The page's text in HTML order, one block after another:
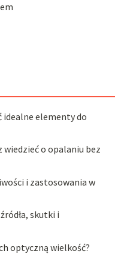
idealne elementy do
wiedzieć o opalaniu bez
i zastosowania w
skutki i
optyczną wielkość?